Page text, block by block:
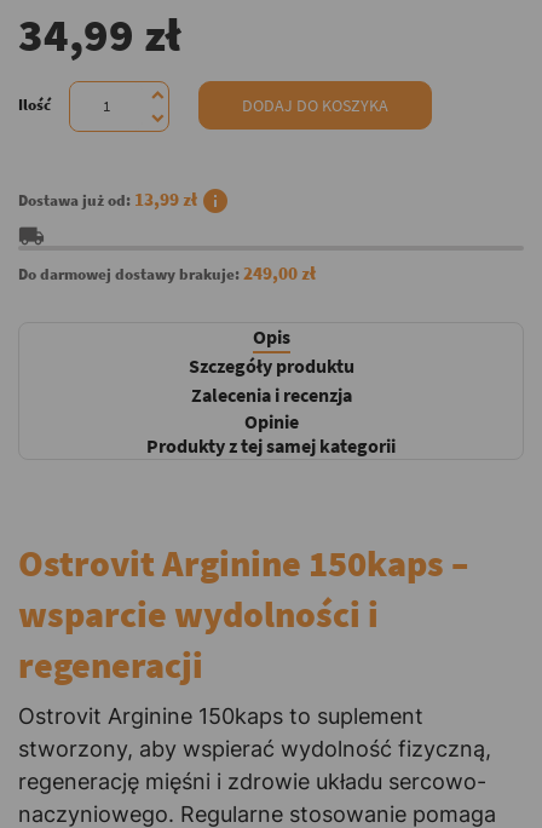
34,99 zł
Ilość DODAJ DO KOSZYKA
Dostawa już od: 13,99 zł info
local_shipping
Do darmowej dostawy brakuje:249,00 zł
Opis
Szczegóły produktu
Zalecenia i recenzja
Opinie
Produkty z tej samej kategorii
Ostrovit Arginine 150kaps –
wsparcie wydolności i
regeneracji
Ostrovit Arginine 150kaps to suplement
stworzony, aby wspierać wydolność fizyczną,
regenerację mięśni i zdrowie układu sercowo-
naczyniowego. Regularne stosowanie pomaga